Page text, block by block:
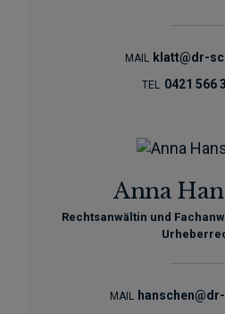
MAIL klatt@dr-
TEL 0421 566
Anna
Rechtsanwältin und
MAIL